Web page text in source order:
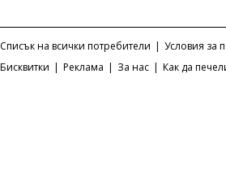
Списък на всички потребители | Условия за
Бисквитки | Реклама | За нас | Как да